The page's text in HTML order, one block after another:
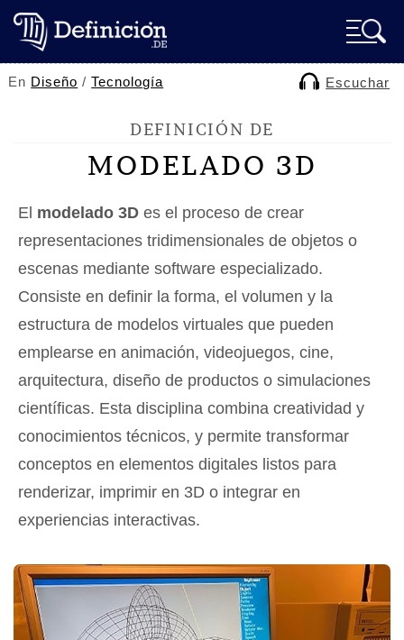
En Diseño /Tecnología Escuchar
DEFINICIÓN DE
MODELADO 3D
El modelado 3D es el proceso de crear
representaciones tridimensionales de objetos o
escenas mediante software especializado.
Consiste en definir la forma, el volumen y la
estructura de modelos virtuales que pueden
emplearse en animación, videojuegos, cine,
arquitectura, diseño de productos o simulaciones
científicas. Esta disciplina combina creatividad y
conocimientos técnicos, y permite transformar
conceptos en elementos digitales listos para
renderizar, imprimir en 3D o integrar en
experiencias interactivas.